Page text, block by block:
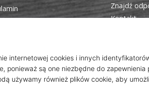
Znajdź
Kontakt
Program